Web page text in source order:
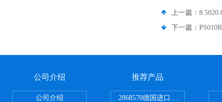
上一篇：
下一篇：
公司介绍
公司介绍
推荐产品
2868570德国进口菲尼克斯电源